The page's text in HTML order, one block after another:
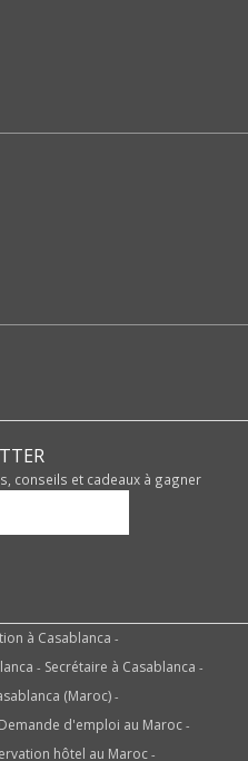
conseils et cadeaux à gagner
à Casablanca -
- Secrétaire à Casablanca -
(Maroc) -
Demande d'emploi au Maroc -
hôtel au Maroc-